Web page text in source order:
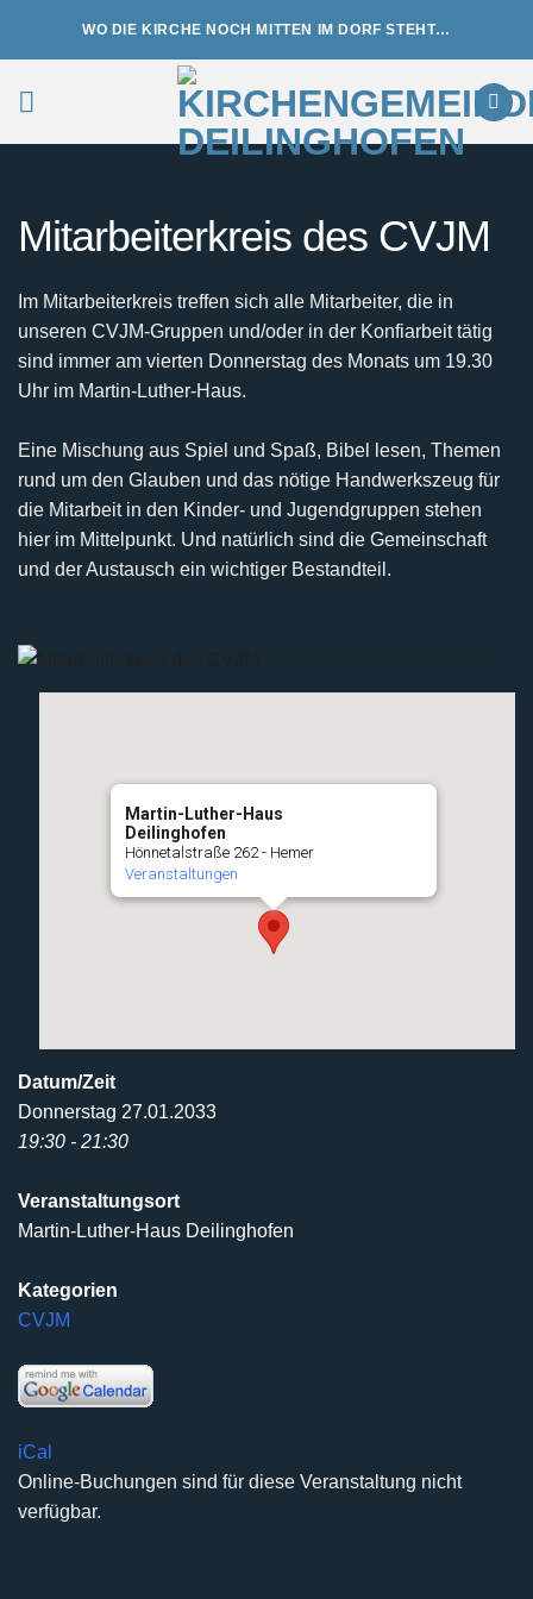
WO DIE KIRCHE NOCH MITTEN IM DORF STEHT…
Mitarbeiterkreis des CVJM
Im Mitarbeiterkreis treffen sich alle Mitarbeiter, die in
unseren CVJM-Gruppen und/oder in der Konfiarbeit tätig
sind immer am vierten Donnerstag des Monats um 19.30
Uhr im Martin-Luther-Haus.
Eine Mischung aus Spiel und Spaß, Bibel lesen, Themen
rund um den Glauben und das nötige Handwerkszeug für
die Mitarbeit in den Kinder- und Jugendgruppen stehen
hier im Mittelpunkt. Und natürlich sind die Gemeinschaft
und der Austausch ein wichtiger Bestandteil.
Martin-Luther-Haus
Deilinghofen
Hönnetalstraße 262 - Hemer
Veranstaltungen
Datum/Zeit
Donnerstag 27.01.2033
19:30 - 21:30
Veranstaltungsort
Martin-Luther-Haus Deilinghofen
Kategorien
CVJM
iCal
Online-Buchungen sind für diese Veranstaltung nicht
verfügbar.